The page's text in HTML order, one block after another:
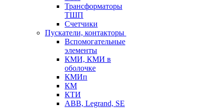
Трансформаторы
ТШП
Счетчики
Пускатели, контакторы
Вспомогательные
элементы
КМИ, КМИ в
оболочке
КМИп
КМ
КТИ
ABB, Legrand, SE